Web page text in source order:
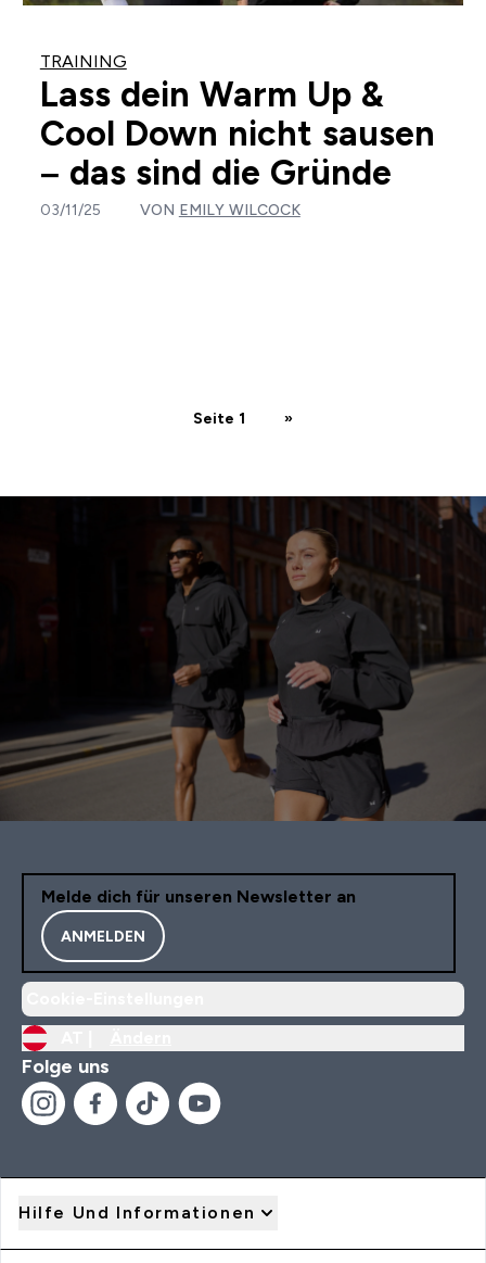
TRAINING
Lass dein Warm Up &
Cool Down nicht sausen
– das sind die Gründe
03/11/25 VON EMILY WILCOCK
Seite 1 »
Melde dich für unseren Newsletter an
ANMELDEN
Folge uns
Hilfe Und Informationen